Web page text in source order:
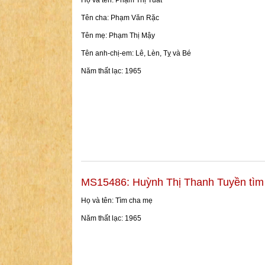
Tên cha: Phạm Văn Rặc
Tên mẹ: Phạm Thị Mậy
Tên anh-chị-em: Lê, Lèn, Tỵ và Bé
Năm thất lạc: 1965
MS15486: Huỳnh Thị Thanh Tuyền
Họ và tên: Tìm cha mẹ
Năm thất lạc: 1965